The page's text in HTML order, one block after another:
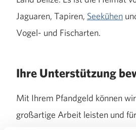
Jaguaren, Tapiren, Seekühen
Vogel- und Fischarten.
Ihre Unterstützung
Mit Ihrem Pfandgeld können
großartige Arbeit leisten und